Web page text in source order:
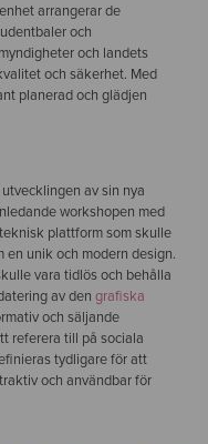
arrangerar de
och
och landets
och säkerhet. Med
planerad och glädjen
av sin nya
workshopen med
plattform som skulle
unik och modern design.
vara tidlös och behålla
av den grafiska
och säljande
referera till på sociala
tydligare för att
och användbar för